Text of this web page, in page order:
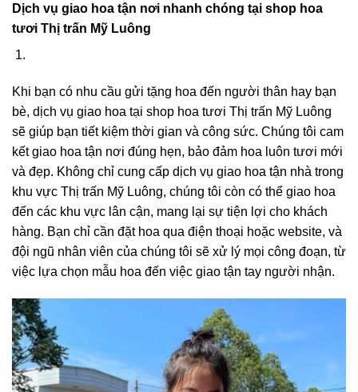
Dịch vụ giao hoa tận nơi nhanh chóng tại shop hoa
tươi Thị trấn Mỹ Luông
Khi bạn có nhu cầu gửi tặng hoa đến người thân hay bạn
bè, dịch vụ giao hoa tại shop hoa tươi Thị trấn Mỹ Luông
sẽ giúp bạn tiết kiệm thời gian và công sức. Chúng tôi cam
kết giao hoa tận nơi đúng hẹn, bảo đảm hoa luôn tươi mới
và đẹp. Không chỉ cung cấp dịch vụ giao hoa tận nhà trong
khu vực Thị trấn Mỹ Luông, chúng tôi còn có thể giao hoa
đến các khu vực lân cận, mang lại sự tiện lợi cho khách
hàng. Bạn chỉ cần đặt hoa qua điện thoại hoặc website, và
đội ngũ nhân viên của chúng tôi sẽ xử lý mọi công đoạn, từ
việc lựa chọn mẫu hoa đến việc giao tận tay người nhận.